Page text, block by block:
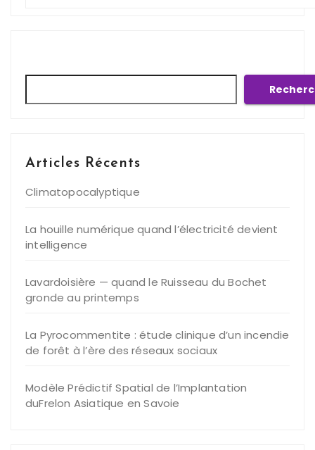
Articles Récents
Climatopocalyptique
La houille numérique quand l’électricité devient
intelligence
Lavardoisière — quand le Ruisseau du Bochet
gronde au printemps
La Pyrocommentite : étude clinique d’un incendie
de forêt à l’ère des réseaux sociaux
Modèle Prédictif Spatial de l’Implantation
duFrelon Asiatique en Savoie